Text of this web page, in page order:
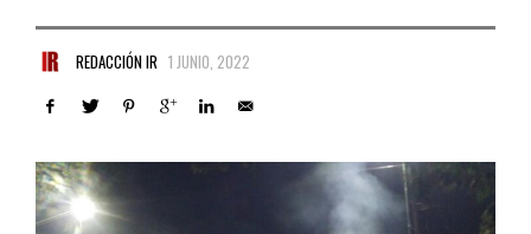
REDACCIÓN IR 1 JUNIO, 2022